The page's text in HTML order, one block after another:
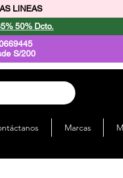
LINEAS
50% Dcto.
S/200
Marcas